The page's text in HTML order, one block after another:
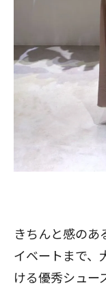
きちんと感のあ
イベートまで、
ける優秀シュー